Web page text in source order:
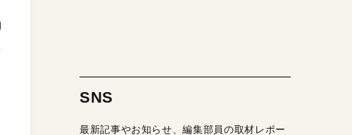
SNS
最新記事やお知らせ、編集部員の取材レポー